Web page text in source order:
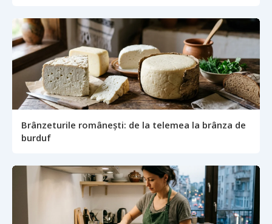
Brânzeturile românești: de la telemea la brânza de
burduf